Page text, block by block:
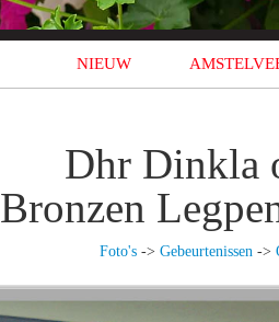
NIEUW
Dhr Dinkla
Bronzen
Foto's -> Gebeurtenissen ->